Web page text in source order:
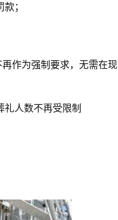
；
作为强制要求，无需在现
人数不再受限制